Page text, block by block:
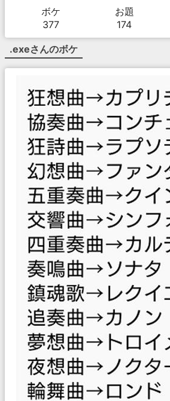
ボケ
377
お題
174
.exeさんのボケ